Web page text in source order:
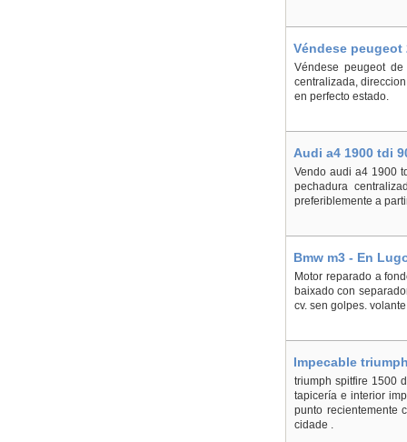
Véndese peugeot
Véndese peugeot
centralizada,
en perfecto estado.
Audi a4 1900 tdi
Vendo audi a4 1900
pechadura
preferiblemente a
Bmw m3 - En
Motor reparado a
baixado con
cv. sen golpes.
Impecable
triumph spitfire 1500
tapicería e interior
punto recientemente
cidade .